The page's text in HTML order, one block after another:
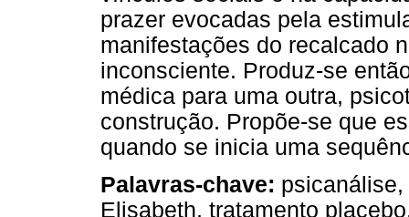
prazer evocadas pela
manifestações do recalcado
inconsciente. Produz-se
médica para uma outra,
construção. Propõe-se que
quando se inicia uma
Palavras-chave:
Elisabeth, tratamento